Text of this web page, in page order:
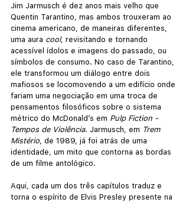
Jim Jarmusch é dez anos mais velho que
Quentin Tarantino, mas ambos trouxeram ao
cinema americano, de maneiras diferentes,
uma aura cool, revisitando e tornando
acessível ídolos e imagens do passado, ou
símbolos de consumo. No caso de Tarantino,
ele transformou um diálogo entre dois
mafiosos se locomovendo a um edifício onde
fariam uma negociação em uma troca de
pensamentos filosóficos sobre o sistema
métrico do McDonald’s em Pulp Fiction -
Tempos de Violência. Jarmusch, em Trem
Mistério , de 1989, já foi atrás de uma
identidade, um mito que contorna as bordas
de um filme antológico.
Aqui, cada um dos três capítulos traduz e
torna o espírito de Elvis Presley presente na